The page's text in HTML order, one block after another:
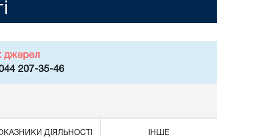
джерел
207-35-46
ДІЯЛЬНОСТІ ІНШЕ